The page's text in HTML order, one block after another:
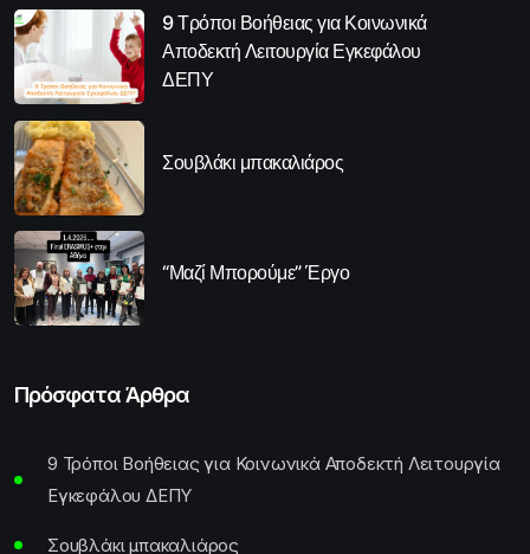
9 Τρόποι Βοήθειας για Κοινωνικά
Αποδεκτή Λειτουργία Εγκεφάλου
ΔΕΠΥ
Σουβλάκι μπακαλιάρος
“Μαζί Μπορούμε” Έργο
Πρόσφατα Άρθρα
9 Τρόποι Βοήθειας για Κοινωνικά Αποδεκτή Λειτουργία
Εγκεφάλου ΔΕΠΥ
Σουβλάκι μπακαλιάρος